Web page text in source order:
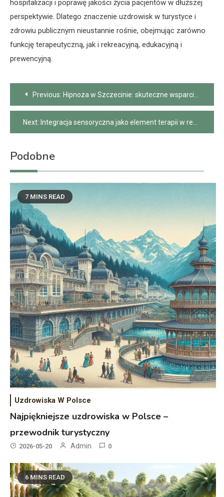
hospitalizacji i poprawę jakości życia pacjentów w dłuższej
perspektywie. Dlatego znaczenie uzdrowisk w turystyce i
zdrowiu publicznym nieustannie rośnie, obejmując zarówno
funkcję terapeutyczną, jak i rekreacyjną, edukacyjną i
prewencyjną.
Nawigacja
wpisu
Previous: Hipnoza w Szczecinie: skuteczne wsparcie przy rzucaniu palenia, lękach i bezsenności
Next: Integracja sensoryczna jako element terapii w rehabilitacji dzieci
Podobne
7 MINS READ
Uzdrowiska W Polsce
Najpiękniejsze uzdrowiska w Polsce –
przewodnik turystyczny
2026-05-20 Admin 0
6 MINS READ